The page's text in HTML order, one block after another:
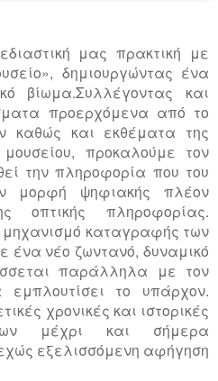
μας πρακτική με
δημιουργώντας ένα
βίωμα.Συλλέγοντας και
προερχόμενα από το
καθώς και εκθέματα της
προκαλούμε τον
την πληροφορία που του
μορφή ψηφιακής πλέον
οπτικής πληροφορίας.
καταγραφής των
ένα νέο ζωντανό, δυναμικό
παράλληλα με τον
το υπάρχον.
χρονικές και ιστορικές
μέχρι και σήμερα
εξελισσόμενη αφήγηση